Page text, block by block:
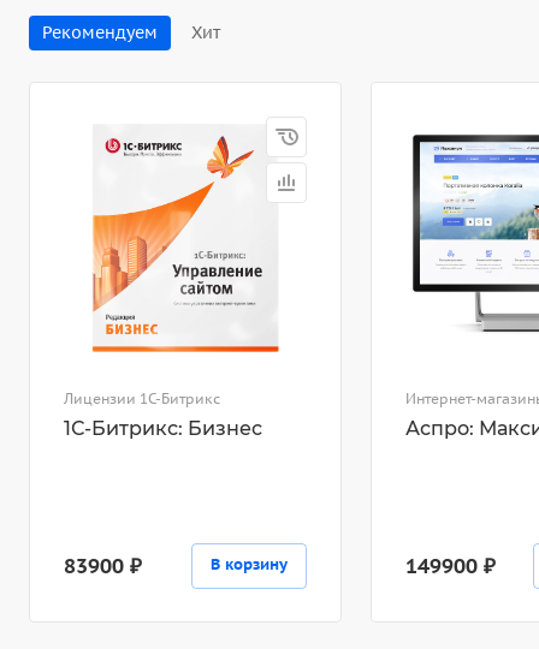
Рекомендуем Хит
Лицензии 1С-Битрикс
1С-Битрикс: Бизнес
83900 ₽ В корзину
Интернет-
Аспро:
149900 ₽